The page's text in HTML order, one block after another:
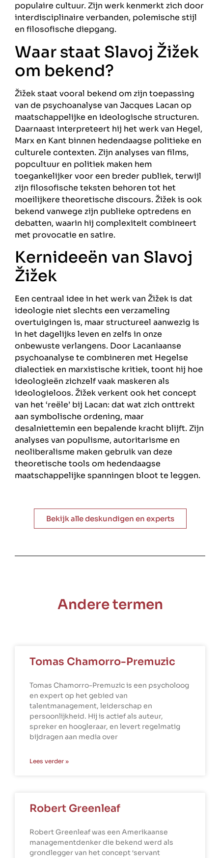
populaire cultuur. Zijn werk kenmerkt zich door
interdisciplinaire verbanden, polemische stijl
en filosofische diepgang.
Waar staat Slavoj Žižek
om bekend?
Žižek staat vooral bekend om zijn toepassing
van de psychoanalyse van Jacques Lacan op
maatschappelijke en ideologische structuren.
Daarnaast interpreteert hij het werk van Hegel,
Marx en Kant binnen hedendaagse politieke en
culturele contexten. Zijn analyses van films,
popcultuur en politiek maken hem
toegankelijker voor een breder publiek, terwijl
zijn filosofische teksten behoren tot het
moeilijkere theoretische discours. Žižek is ook
bekend vanwege zijn publieke optredens en
debatten, waarin hij complexiteit combineert
met provocatie en satire.
Kernideeën van Slavoj
Žižek
Een centraal idee in het werk van Žižek is dat
ideologie niet slechts een verzameling
overtuigingen is, maar structureel aanwezig is
in het dagelijks leven en zelfs in onze
onbewuste verlangens. Door Lacaniaanse
psychoanalyse te combineren met Hegelse
dialectiek en marxistische kritiek, toont hij hoe
ideologieën zichzelf vaak maskeren als
ideologieloos. Žižek verkent ook het concept
van het ‘reële’ bij Lacan: dat wat zich onttrekt
aan symbolische ordening, maar
desalniettemin een bepalende kracht blijft. Zijn
analyses van populisme, autoritarisme en
neoliberalisme maken gebruik van deze
theoretische tools om hedendaagse
maatschappelijke spanningen bloot te leggen.
Bekijk alle deskundigen en experts
Andere termen
Tomas Chamorro-Premuzic
Tomas Chamorro-Premuzic is een psycholoog
en expert op het gebied van
talentmanagement, leiderschap en
persoonlijkheid. Hij is actief als auteur,
spreker en hoogleraar, en levert regelmatig
bijdragen aan media over
Lees verder »
Robert Greenleaf
Robert Greenleaf was een Amerikaanse
managementdenker die bekend werd als
grondlegger van het concept ‘servant